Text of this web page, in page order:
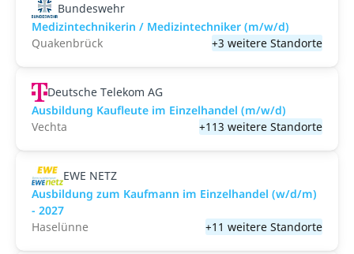
Bundeswehr
Medizintechnikerin / Medizintechniker (m/w/d)
Quakenbrück
+3 weitere Standorte
Deutsche Telekom AG
Ausbildung Kaufleute im Einzelhandel (m/w/d)
Vechta
+113 weitere Standorte
EWE NETZ
Ausbildung zum Kaufmann im Einzelhandel (w/d/m)
- 2027
Haselünne
+11 weitere Standorte